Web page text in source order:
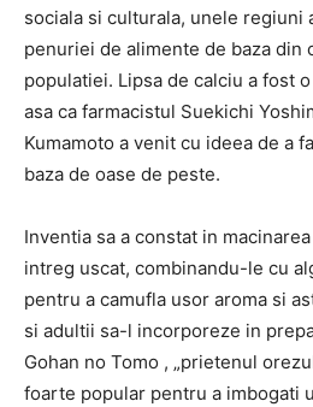
sociala si culturala, unele regiuni
penuriei de alimente de baza din
populatiei. Lipsa de calciu a fost
asa ca farmacistul Suekichi
Kumamoto a venit cu ideea de a
baza de oase de peste.
Inventia sa a constat in
intreg uscat, combinandu-le cu
pentru a camufla usor aroma si
si adultii sa-l incorporeze in
Gohan no Tomo , „prietenul
foarte popular pentru a imbogati